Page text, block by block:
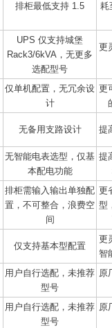
排柜最低支持 1.5
耗
UPS 仅支持城堡
Rack3/6kVA，无更多
选配型号
更
仅单机配置，无冗余设
计
更
无备用支路设计 提
无智能电表选型，仅基
本配电功能
提
排柜需输入输出单独配
置，不可整合，浪费空
间
更
型
仅支持基本型配置
更
智
用户自行选配，未推荐
型号
原
用户自行选配，未推荐
型号
原